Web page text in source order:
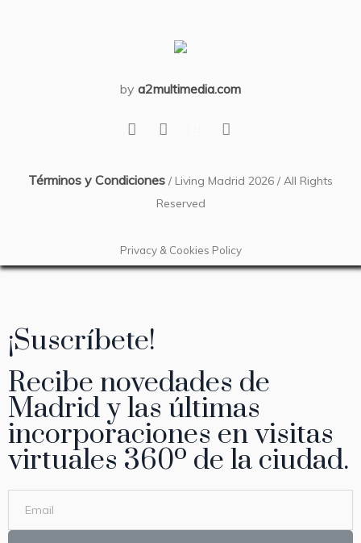
by a2multimedia.com
Términos y Condiciones / Living Madrid 2026 / All Rights
Reserved
Privacy & Cookies Policy
¡Suscríbete!
Recibe novedades de
Madrid y las últimas
incorporaciones en visitas
virtuales 360º de la ciudad.